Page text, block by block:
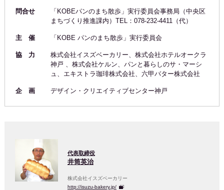
問合せ
「KOBEパンのまち散歩」実行委員会事務局（中央区
まちづくり推進課内）TEL：078-232-4411（代）
主 催 「KOBE パンのまち散歩」実行委員会
協 力
株式会社イスズベーカリー、株式会社ホテルオークラ
神戸 、株式会社ケルン、パンと暮らしのサ・マーシ
ュ、エキストラ珈琲株式会社、六甲バター株式会社
企 画 デザイン・クリエイティブセンター神戸
代表取締役
井筒英治
株式会社イスズベーカリー
http://isuzu-bakery.jp/